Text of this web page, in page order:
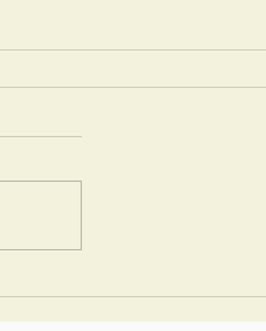
국제 워크샵, 표준화된 시험